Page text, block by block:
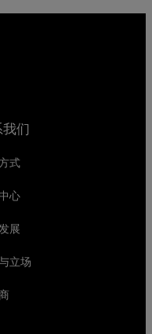
们
式
心
展
立场